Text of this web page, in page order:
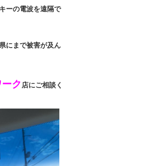
ーの電波を遠隔で
にまで被害が及ん
ク店にご相談く